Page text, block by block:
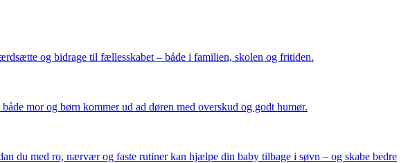
og bidrage til fællesskabet – både i familien, skolen og fritiden.
mor og børn kommer ud ad døren med overskud og godt humør.
du med ro, nærvær og faste rutiner kan hjælpe din baby tilbage i søvn – og skabe bedre